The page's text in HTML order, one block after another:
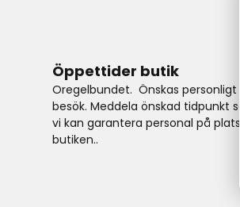
Öppettider butik
Oregelbundet. Önskas personligt
besök. Meddela önskad tidpunkt så
vi kan garantera personal på plats i
butiken..